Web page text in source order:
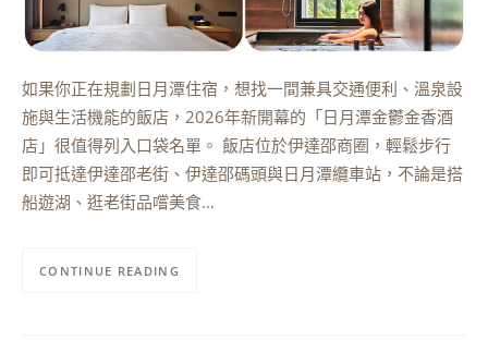
如果你正在規劃日月潭住宿，想找一間兼具交通便利、溫泉設
施與生活機能的飯店，2026年新開幕的「日月潭金鬱金香酒
店」很值得列入口袋名單。 飯店位於伊達邵商圈，輕鬆步行
即可抵達伊達邵老街、伊達邵碼頭與日月潭纜車站，不論是搭
船遊湖、逛老街品嚐美食…
CONTINUE READING